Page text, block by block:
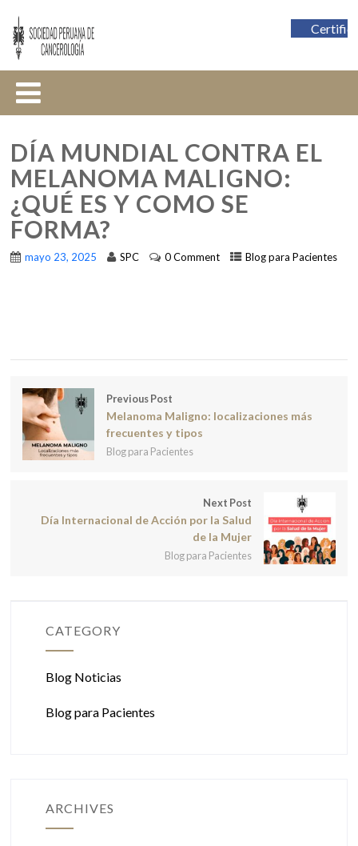
DÍA MUNDIAL CONTRA EL
MELANOMA MALIGNO:
¿QUÉ ES Y COMO SE
FORMA?
mayo 23, 2025 SPC 0 Comment Blog para Pacientes
Previous Post
Melanoma Maligno: localizaciones más
frecuentes y tipos
Blog para Pacientes
Next Post
Día Internacional de Acción por la Salud
de la Mujer
Blog para Pacientes
CATEGORY
Blog Noticias
Blog para Pacientes
ARCHIVES